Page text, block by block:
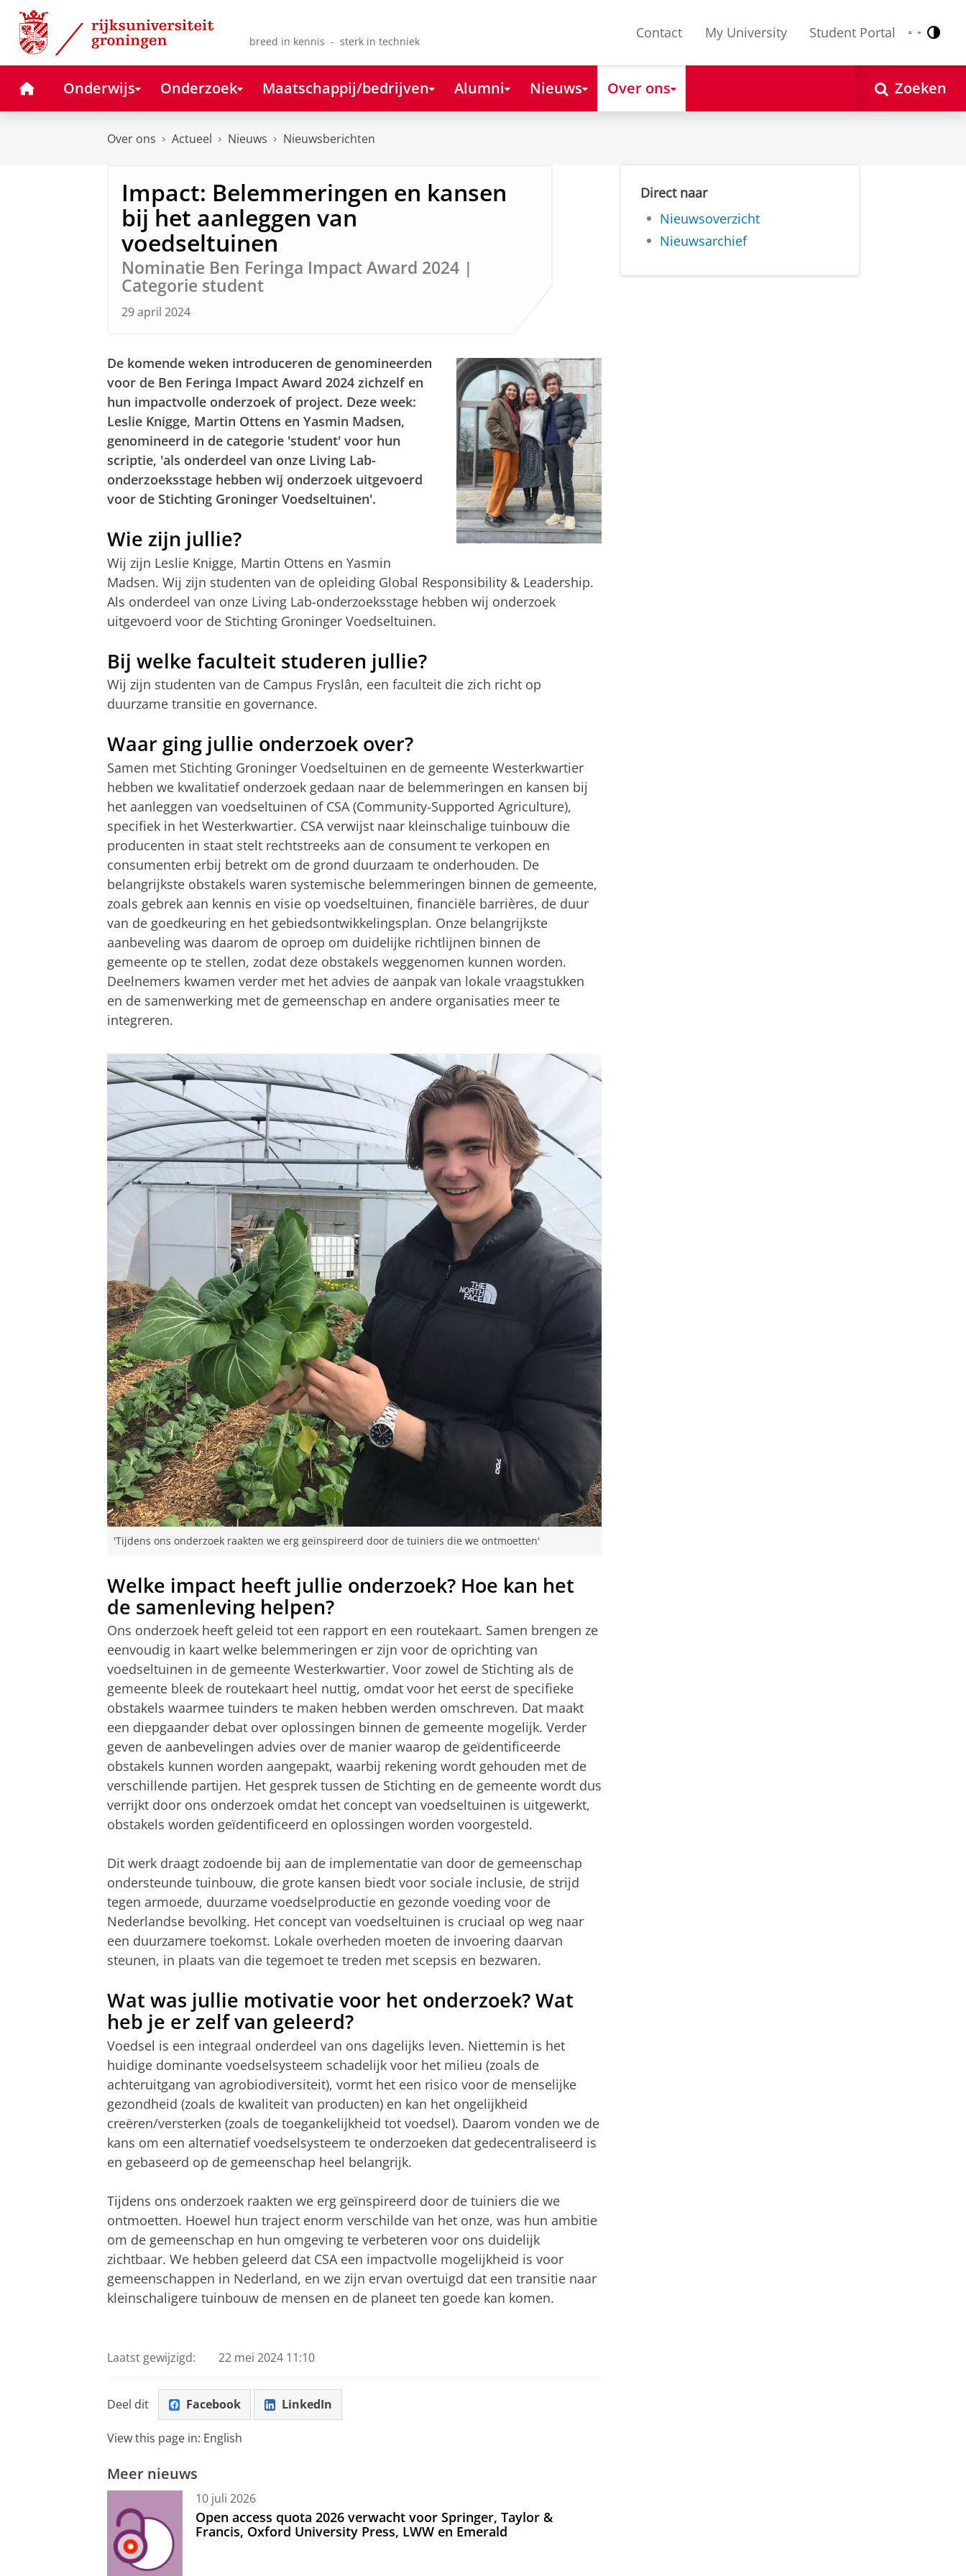
Skip
Content
Skip
Navigation
breed in kennis - sterk in techniek
Contact My University Student Portal Nederlands
English
HomeOnderwijs Onderzoek Maatschappij/bedrijven Alumni Nieuws Over ons Zoeken
Over ons Actueel Nieuws Nieuwsberichten
Impact: Belemmeringen en kansen
bij het aanleggen van
voedseltuinen
Nominatie Ben Feringa Impact Award 2024 |
Categorie student
29 april 2024
De komende weken introduceren de genomineerden
voor de Ben Feringa Impact Award 2024 zichzelf en
hun impactvolle onderzoek of project. Deze week:
Leslie Knigge, Martin Ottens en Yasmin Madsen,
genomineerd in de categorie 'student' voor hun
scriptie, 'als onderdeel van onze Living Lab-
onderzoeksstage hebben wij onderzoek uitgevoerd
voor de Stichting Groninger Voedseltuinen'.
Wie zijn jullie?
Wij zijn Leslie Knigge, Martin Ottens en Yasmin
Madsen. Wij zijn studenten van de opleiding Global Responsibility & Leadership.
Als onderdeel van onze Living Lab-onderzoeksstage hebben wij onderzoek
uitgevoerd voor de Stichting Groninger Voedseltuinen.
Bij welke faculteit studeren jullie?
Wij zijn studenten van de Campus Fryslân, een faculteit die zich richt op
duurzame transitie en governance.
Waar ging jullie onderzoek over?
Samen met Stichting Groninger Voedseltuinen en de gemeente Westerkwartier
hebben we kwalitatief onderzoek gedaan naar de belemmeringen en kansen bij
het aanleggen van voedseltuinen of CSA (Community-Supported Agriculture),
specifiek in het Westerkwartier. CSA verwijst naar kleinschalige tuinbouw die
producenten in staat stelt rechtstreeks aan de consument te verkopen en
consumenten erbij betrekt om de grond duurzaam te onderhouden. De
belangrijkste obstakels waren systemische belemmeringen binnen de gemeente,
zoals gebrek aan kennis en visie op voedseltuinen, financiële barrières, de duur
van de goedkeuring en het gebiedsontwikkelingsplan. Onze belangrijkste
aanbeveling was daarom de oproep om duidelijke richtlijnen binnen de
gemeente op te stellen, zodat deze obstakels weggenomen kunnen worden.
Deelnemers kwamen verder met het advies de aanpak van lokale vraagstukken
en de samenwerking met de gemeenschap en andere organisaties meer te
integreren.
'Tijdens ons onderzoek raakten we erg geïnspireerd door de tuiniers die we ontmoetten'
Welke impact heeft jullie onderzoek? Hoe kan het
de samenleving helpen?
Ons onderzoek heeft geleid tot een rapport en een routekaart. Samen brengen ze
eenvoudig in kaart welke belemmeringen er zijn voor de oprichting van
voedseltuinen in de gemeente Westerkwartier. Voor zowel de Stichting als de
gemeente bleek de routekaart heel nuttig, omdat voor het eerst de specifieke
obstakels waarmee tuinders te maken hebben werden omschreven. Dat maakt
een diepgaander debat over oplossingen binnen de gemeente mogelijk. Verder
geven de aanbevelingen advies over de manier waarop de geïdentificeerde
obstakels kunnen worden aangepakt, waarbij rekening wordt gehouden met de
verschillende partijen. Het gesprek tussen de Stichting en de gemeente wordt dus
verrijkt door ons onderzoek omdat het concept van voedseltuinen is uitgewerkt,
obstakels worden geïdentificeerd en oplossingen worden voorgesteld.
Dit werk draagt zodoende bij aan de implementatie van door de gemeenschap
ondersteunde tuinbouw, die grote kansen biedt voor sociale inclusie, de strijd
tegen armoede, duurzame voedselproductie en gezonde voeding voor de
Nederlandse bevolking. Het concept van voedseltuinen is cruciaal op weg naar
een duurzamere toekomst. Lokale overheden moeten de invoering daarvan
steunen, in plaats van die tegemoet te treden met scepsis en bezwaren.
Wat was jullie motivatie voor het onderzoek? Wat
heb je er zelf van geleerd?
Voedsel is een integraal onderdeel van ons dagelijks leven. Niettemin is het
huidige dominante voedselsysteem schadelijk voor het milieu (zoals de
achteruitgang van agrobiodiversiteit), vormt het een risico voor de menselijke
gezondheid (zoals de kwaliteit van producten) en kan het ongelijkheid
creëren/versterken (zoals de toegankelijkheid tot voedsel). Daarom vonden we de
kans om een ​​alternatief voedselsysteem te onderzoeken dat gedecentraliseerd is
en gebaseerd op de gemeenschap heel belangrijk.
Tijdens ons onderzoek raakten we erg geïnspireerd door de tuiniers die we
ontmoetten. Hoewel hun traject enorm verschilde van het onze, was hun ambitie
om de gemeenschap en hun omgeving te verbeteren voor ons duidelijk
zichtbaar. We hebben geleerd dat CSA een impactvolle mogelijkheid is voor
gemeenschappen in Nederland, en we zijn ervan overtuigd dat een transitie naar
kleinschaligere tuinbouw de mensen en de planeet ten goede kan komen.
Leslie Knigge, Martin Ottens en Yasmin Madsen vertellen meer over hun
Laatst gewijzigd: 22 mei 2024 11:10
Deel dit Facebook LinkedIn
View this page in: English
Meer nieuws
10 juli 2026
Open access quota 2026 verwacht voor Springer, Taylor &
Francis, Oxford University Press, LWW en Emerald
Direct naar
Nieuwsoverzicht
Nieuwsarchief